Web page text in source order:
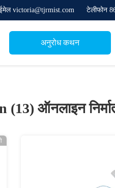
victoria@tjrmist.com टेलीफोन
अनुरोध कथन
(13) ऑनलाइन